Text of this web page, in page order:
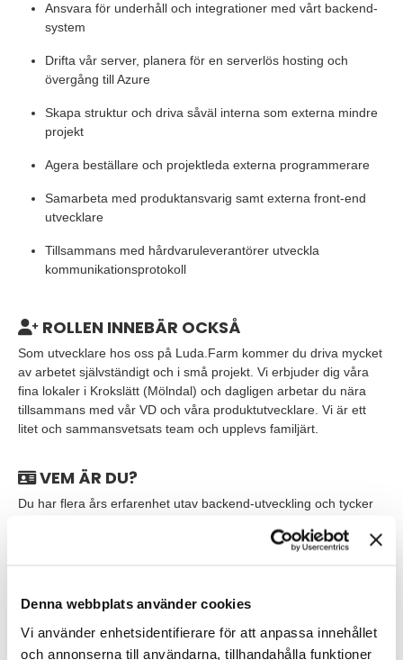
Denna webbplats använder cookies
Vi använder enhetsidentifierare för att anpassa innehållet
och annonserna till användarna, tillhandahålla funktioner
Ansvara för underhåll och integrationer med vårt backend-
system
Drifta vår server, planera för en serverlös hosting och
övergång till Azure
Skapa struktur och driva såväl interna som externa mindre
projekt
Agera beställare och projektleda externa programmerare
Samarbeta med produktansvarig samt externa front-end
utvecklare
Tillsammans med hårdvaruleverantörer utveckla
kommunikationsprotokoll
ROLLEN INNEBÄR OCKSÅ
Som utvecklare hos oss på Luda.Farm kommer du driva mycket
av arbetet självständigt och i små projekt. Vi erbjuder dig våra
fina lokaler i Krokslätt (Mölndal) och dagligen arbetar du nära
tillsammans med vår VD och våra produktutvecklare. Vi är ett
litet och sammansvetsats team och upplevs familjärt.
VEM ÄR DU?
Du har flera års erfarenhet utav backend-utveckling och tycker
kan fatta egna beslut och har förmågan att skapa struktur och
Som person är du strukturerad, driven och prestigelös. Det
lösningen. Rollen är bred och kräver därför att du kan hantera
många olika situationer och arbetsuppgifter.